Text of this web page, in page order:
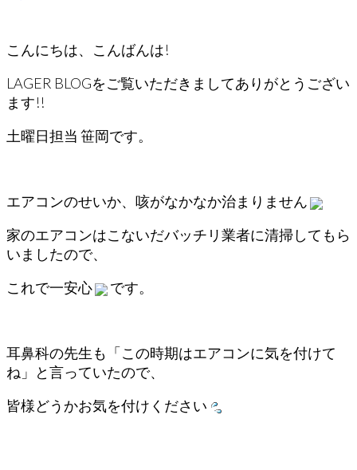
こんにちは、こんばんは!
LAGER BLOGをご覧いただきましてありがとうござい
ます!!
土曜日担当 笹岡です。
エアコンのせいか、咳がなかなか治まりません
家のエアコンはこないだバッチリ業者に清掃してもら
いましたので、
これで一安心
です。
耳鼻科の先生も「この時期はエアコンに気を付けて
ね」と言っていたので、
皆様どうかお気を付けください